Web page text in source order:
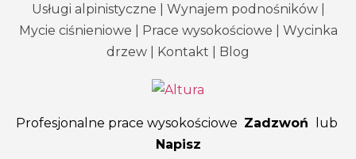
Usługi alpinistyczne Wynajem podnośników|
Mycie ciśnieniowe
Prace wysokościowe
Wycinka
drzew
Kontakt Blog
Profesjonalne prace wysokościowe Zadzwoń
lub
Napisz